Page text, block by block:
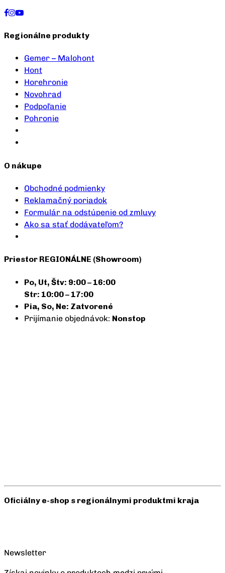
Regionálne produkty
Gemer – Malohont
Hont
Horehronie
Novohrad
Podpoľanie
Pohronie
O nákupe
Obchodné podmienky
Reklamačný poriadok
Formulár na odstúpenie od zmluvy
Ako sa stať dodávateľom?
Priestor REGIONÁLNE (Showroom)
Po, Ut, Štv: 9:00 – 16:00
Str: 10:00 – 17:00
Pia, So, Ne: Zatvorené
Prijímanie objednávok: Nonstop
Oficiálny e-shop s regionálnymi produktmi kraja
Newsletter